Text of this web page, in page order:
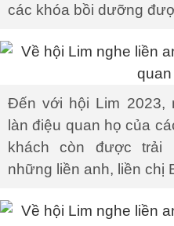
các khóa bồi dưỡng
Đến với hội Lim 2023,
làn điệu quan họ của
khách còn được trải
những liền anh, liền chị